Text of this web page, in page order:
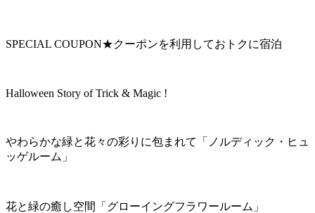
SPECIAL COUPON★クーポンを利用しておトクに宿泊
Halloween Story of Trick & Magic !
やわらかな緑と花々の彩りに包まれて「ノルディック・ヒュ
ッゲルーム」
花と緑の癒し空間「グローイングフラワールーム」